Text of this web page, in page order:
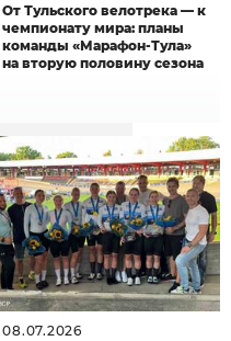
От Тульского велотрека — к
чемпионату мира: планы
команды «Марафон-Тула»
на вторую половину сезона
08.07.2026